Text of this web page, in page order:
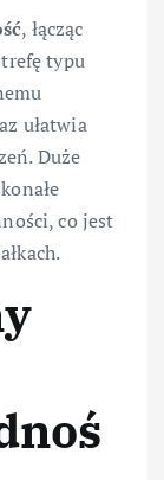
, łącząc
typu
ułatwia
Duże
co jest